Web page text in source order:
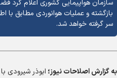
سازمان هواپیمایی کشوری اعلام کرد
بازگشته و عملیات هوانوردی مطابق با
سر گرفته خواهد شد.
به گزارشاصلاحات نیوز؛ ابوذر شیرودی